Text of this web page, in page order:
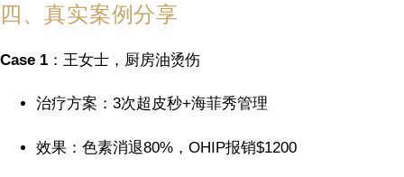
四、真实案例分享
Case 1 ：王女士，厨房油烫伤
治疗方案：3次超皮秒+海菲秀管理
效果：色素消退80%，OHIP报销$1200